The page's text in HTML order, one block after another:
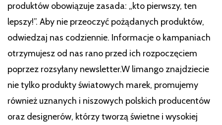
produktów obowiązuje zasada: „kto pierwszy, ten
lepszy!”. Aby nie przeoczyć pożądanych produktów,
odwiedzaj nas codziennie. Informacje o kampaniach
otrzymujesz od nas rano przed ich rozpoczęciem
poprzez rozsyłany newsletter.W limango znajdziecie
nie tylko produkty światowych marek, promujemy
również uznanych i niszowych polskich producentów
oraz designerów, którzy tworzą świetne i wysokiej